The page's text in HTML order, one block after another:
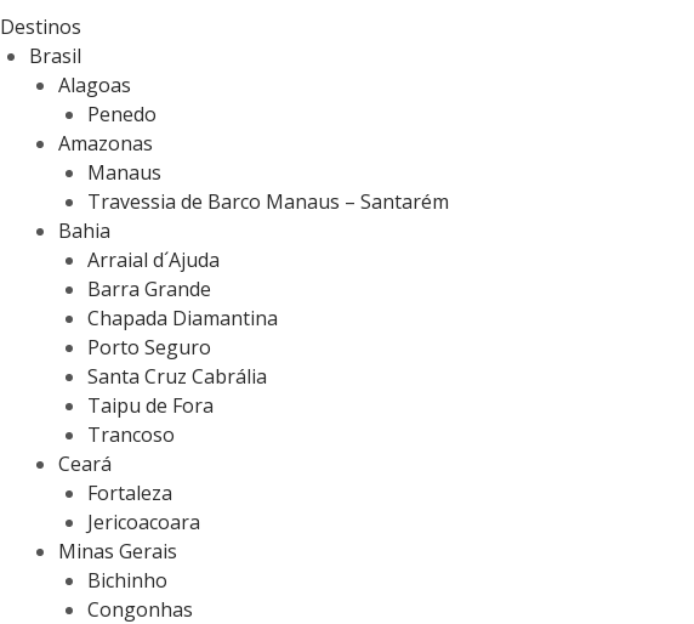
Destinos
Brasil
Alagoas
Penedo
Amazonas
Manaus
Travessia de Barco Manaus – Santarém
Bahia
Arraial d´Ajuda
Barra Grande
Chapada Diamantina
Porto Seguro
Santa Cruz Cabrália
Taipu de Fora
Trancoso
Ceará
Fortaleza
Jericoacoara
Minas Gerais
Bichinho
Congonhas